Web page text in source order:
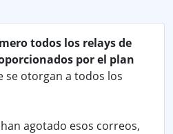
todos los relays de
por el plan
se otorgan a todos los
agotado esos correos,